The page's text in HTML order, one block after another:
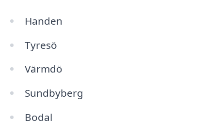
Handen
Tyresö
Värmdö
Sundbyberg
Bodal